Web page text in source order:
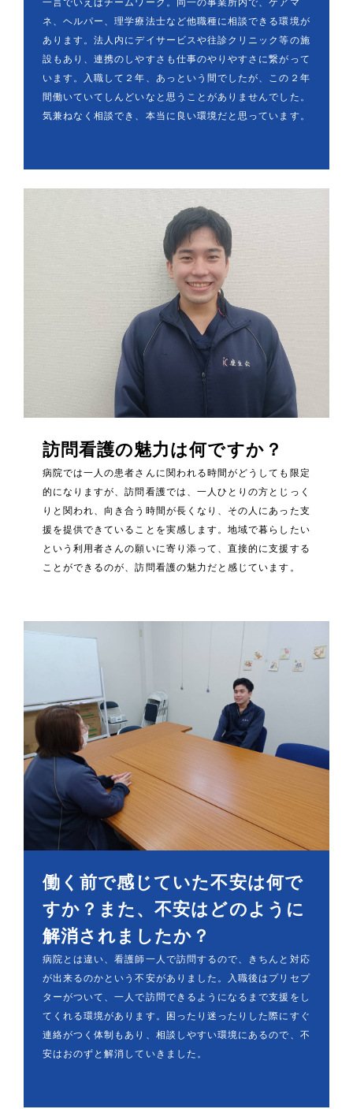
一言でいえばチームワーク。同一の事業所内で、ケアマ
ネ、ヘルパー、理学療法士など他職種に相談できる環境が
あります。法人内にデイサービスや往診クリニック等の施
設もあり、連携のしやすさも仕事のやりやすさに繋がって
います。入職して２年、あっという間でしたが、この２年
間働いていてしんどいなと思うことがありませんでした。
気兼ねなく相談でき、本当に良い環境だと思っています。
訪問看護の魅力は何ですか？
病院では一人の患者さんに関われる時間がどうしても限定
的になりますが、訪問看護では、一人ひとりの方とじっく
りと関われ、向き合う時間が長くなり、その人にあった支
援を提供できていることを実感します。地域で暮らしたい
という利用者さんの願いに寄り添って、直接的に支援する
ことができるのが、訪問看護の魅力だと感じています。
働く前で感じていた不安は何で
すか？また、不安はどのように
解消されましたか？
病院とは違い、看護師一人で訪問するので、きちんと対応
が出来るのかという不安がありました。入職後はプリセプ
ターがついて、一人で訪問できるようになるまで支援をし
てくれる環境があります。困ったり迷ったりした際にすぐ
連絡がつく体制もあり、相談しやすい環境にあるので、不
安はおのずと解消していきました。